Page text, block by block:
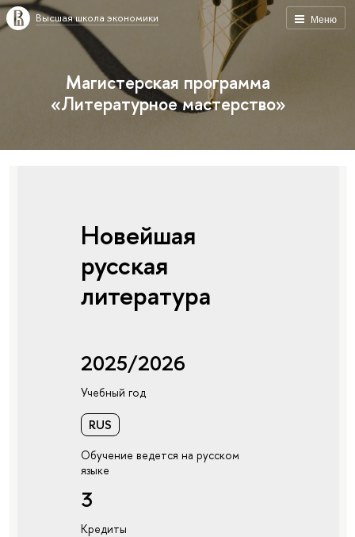
Меню
Высшая школа экономики
Магистерская программа
«Литературное мастерство»
Новейшая
русская
литература
2025/2026
Учебный год
RUS
Обучение ведется на русском
языке
3
Кредиты